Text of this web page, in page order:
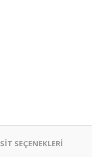
SEÇENEKLERİ